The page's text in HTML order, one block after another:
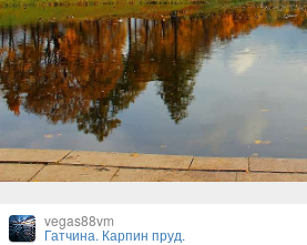
vegas88vm
Гатчина. Карпин пруд.